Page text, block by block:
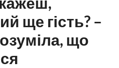
ще гість? –
що